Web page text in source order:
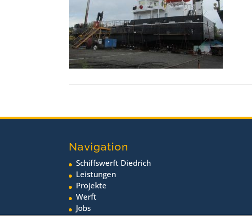
Navigation
Schiffswerft Diedrich
Leistungen
Projekte
Werft
Jobs